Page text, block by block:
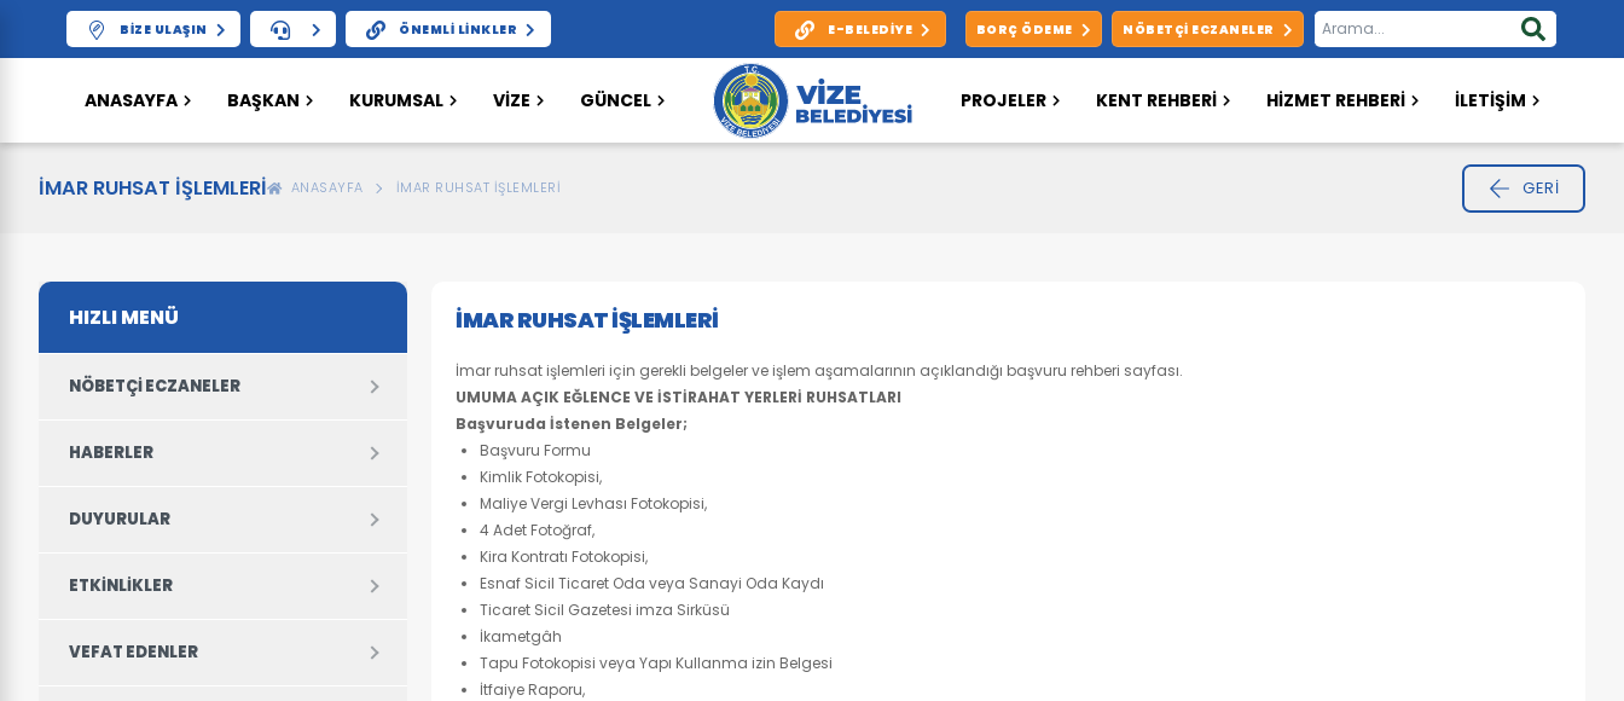
BIZE ULAŞIN ÖNEMLI LINKLER E-BELEDIYE BORÇ ÖDEME NÖBETÇI ECZANELER
ANASAYFA BAŞKAN KURUMSAL VIZE GÜNCEL PROJELER KENT REHBERİ HİZMET REHBERİ İLETİŞİM
İMAR RUHSAT İŞLEMLERI ANASAYFA İMAR RUHSAT İŞLEMLERI GERI
HIZLI MENÜ
NÖBETÇI ECZANELER
HABERLER
DUYURULAR
ETKINLIKLER
VEFAT EDENLER
İMAR RUHSAT İŞLEMLERI
İmar ruhsat işlemleri için gerekli belgeler ve işlem aşamalarının açıklandığı başvuru rehberi sayfası.
UMUMA AÇIK EĞLENCE VE İSTİRAHAT YERLERİ RUHSATLARI
Başvuruda İstenen Belgeler;
Başvuru Formu
Kimlik Fotokopisi,
Maliye Vergi Levhası Fotokopisi,
4 Adet Fotoğraf,
Kira Kontratı Fotokopisi,
Esnaf Sicil Ticaret Oda veya Sanayi Oda Kaydı
Ticaret Sicil Gazetesi imza Sirküsü
İkametgâh
Tapu Fotokopisi veya Yapı Kullanma izin Belgesi
İtfaiye Raporu,